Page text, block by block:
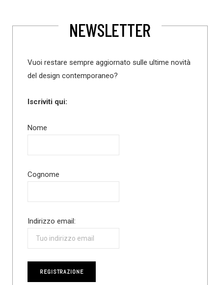
NEWSLETTER
Vuoi restare sempre aggiornato sulle ultime novità
del design contemporaneo?
Iscriviti qui:
Nome
Cognome
Indirizzo email: